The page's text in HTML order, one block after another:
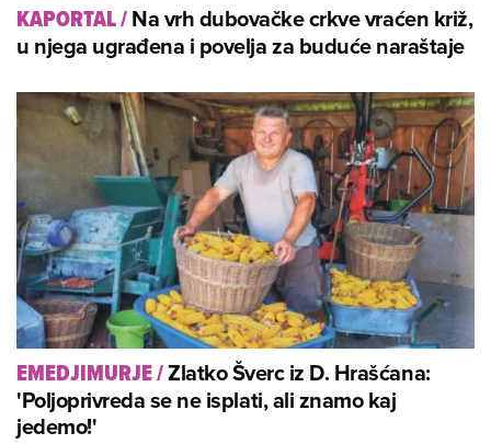
KAPORTAL/Na vrh dubovačke crkve vraćen križ,
u njega ugrađena i povelja za buduće naraštaje
EMEDJIMURJE/Zlatko Šverc iz D. Hrašćana:
'Poljoprivreda se ne isplati, ali znamo kaj
jedemo!'